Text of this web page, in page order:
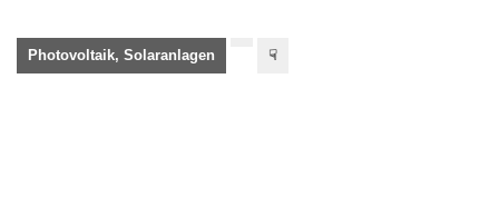
Photovoltaik, Solaranlagen ☟